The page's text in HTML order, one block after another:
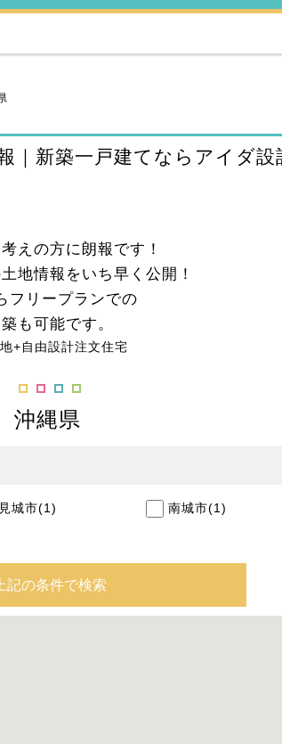
｜新築一戸建てならアイダ設
えの方に朗報です！
地情報をいち早く公開！
フリープランでの
も可能です。
沖縄県
城市(1) 南城市(1)
上記の条件で検索